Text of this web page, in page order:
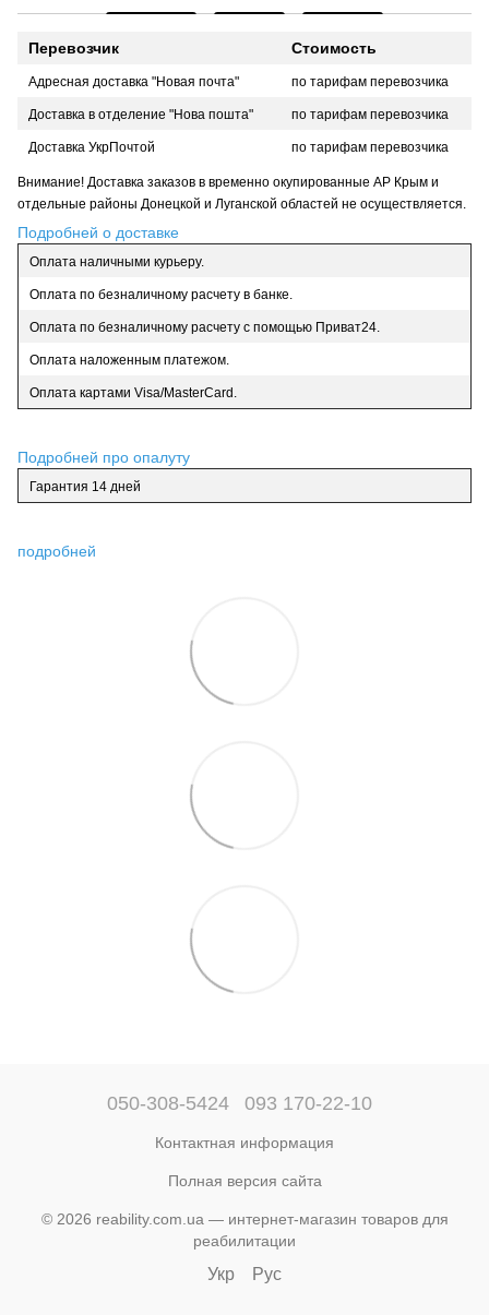
Перевозчик Стоимость
Адресная доставка "Новая почта" по тарифам перевозчика
Доставка в отделение "Нова пошта" по тарифам перевозчика
Доставка УкрПочтой по тарифам перевозчика
Внимание! Доставка заказов в временно окупированные АР Крым и
отдельные районы Донецкой и Луганской областей не осуществляется.
Подробней о доставке
Оплата наличными курьеру.
Оплата по безналичному расчету в банке.
Оплата по безналичному расчету с помощью Приват24.
Оплата наложенным платежом.
Оплата картами Visa/MasterCard.
Подробней про опалуту
Гарантия 14 дней
подробней
050-308-5424 093 170-22-10
Контактная информация
Полная версия сайта
© 2026 reability.com.ua — интернет-магазин товаров для
реабилитации
Укр Рус